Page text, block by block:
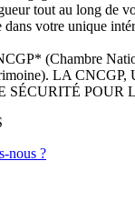
tout au long de
dans votre unique
(Chambre
LA
SÉCURITÉ POUR
nous ?